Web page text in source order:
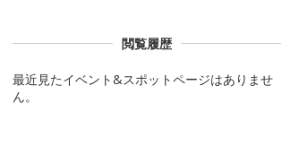
閲覧履歴
最近見たイベント&スポットページはありませ
ん。